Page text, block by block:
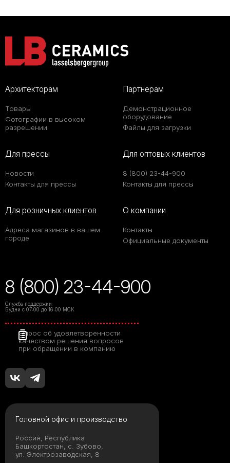
Архитекторам
Товары
Фотографии в высоком
разрешении
Партнерам
Демонстрационное
оборудование
Файлы для загрузки
Для прессы
Новости
Контакты для прессы
Для оптовых клиентов
8 (800) 23-44-900
Контакты для прессы
Для розничных клиентов
Адреса магазинов в вашем
городе
О компании
Контакты
Официальные документы
8 (800) 23-44-900
Служба поддержки
Будни с 07:00 до 16:00 МСК
Опрос об удовлетворенности
качеством решения вопросов
при обращении в компанию
Головной офис и производство
Россия, Республика
Башкортостан, с. Зубово,
ул. Электрозаводская, 8